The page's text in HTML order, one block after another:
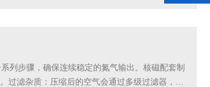
列步骤，确保连续稳定的氮气输出。核磁配套制
滤杂质：压缩后的空气会通过多级过滤器，去